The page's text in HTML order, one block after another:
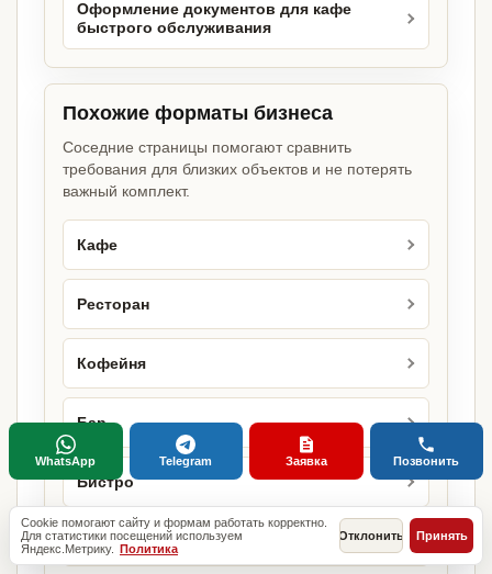
Оформление документов для кафе
быстрого обслуживания
Похожие форматы бизнеса
Соседние страницы помогают сравнить
требования для близких объектов и не потерять
важный комплект.
Кафе
Ресторан
Кофейня
Бар
Бистро
Бургерная
Cookie помогают сайту и формам работать корректно.
Для статистики посещений используем
Яндекс.Метрику. Политика
Отклонить Принять
WhatsApp Telegram Заявка Позвонить